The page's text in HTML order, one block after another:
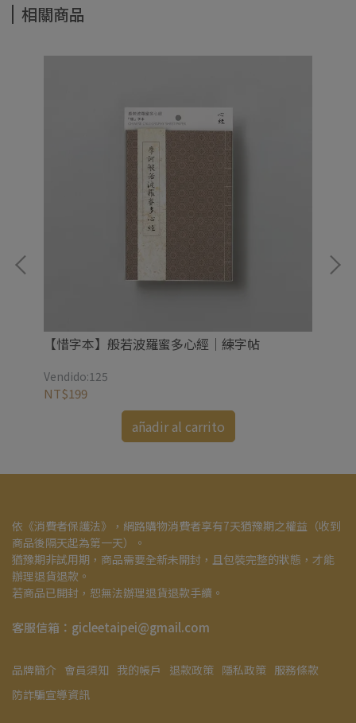
相關商品
【惜字本】般若波羅蜜多心經｜練字帖
Vendido:125
NT$199
añadir al carrito
依《消費者保護法》，網路購物消費者享有7天猶豫期之權益（收到
商品後隔天起為第一天）。
猶豫期非試用期，商品需要全新未開封，且包裝完整的狀態，才能
辦理退貨退款。
若商品已開封，恕無法辦理退貨退款手續。
客服信箱：gicleetaipei@gmail.com
品牌簡介 會員須知 我的帳戶 退款政策 隱私政策 服務條款
防詐騙宣導資訊